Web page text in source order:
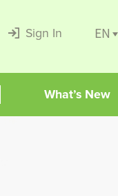
Sign In EN
What’s New